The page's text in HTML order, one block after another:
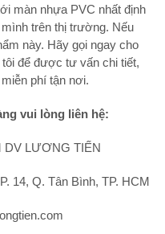
màn nhựa PVC nhất định
trên thị trường. Nếu
này. Hãy gọi ngay cho
để được tư vấn chi tiết,
phí tận nơi.
vui lòng liên hệ:
DV LƯƠNG TIẾN
14, Q. Tân Bình, TP. HCM